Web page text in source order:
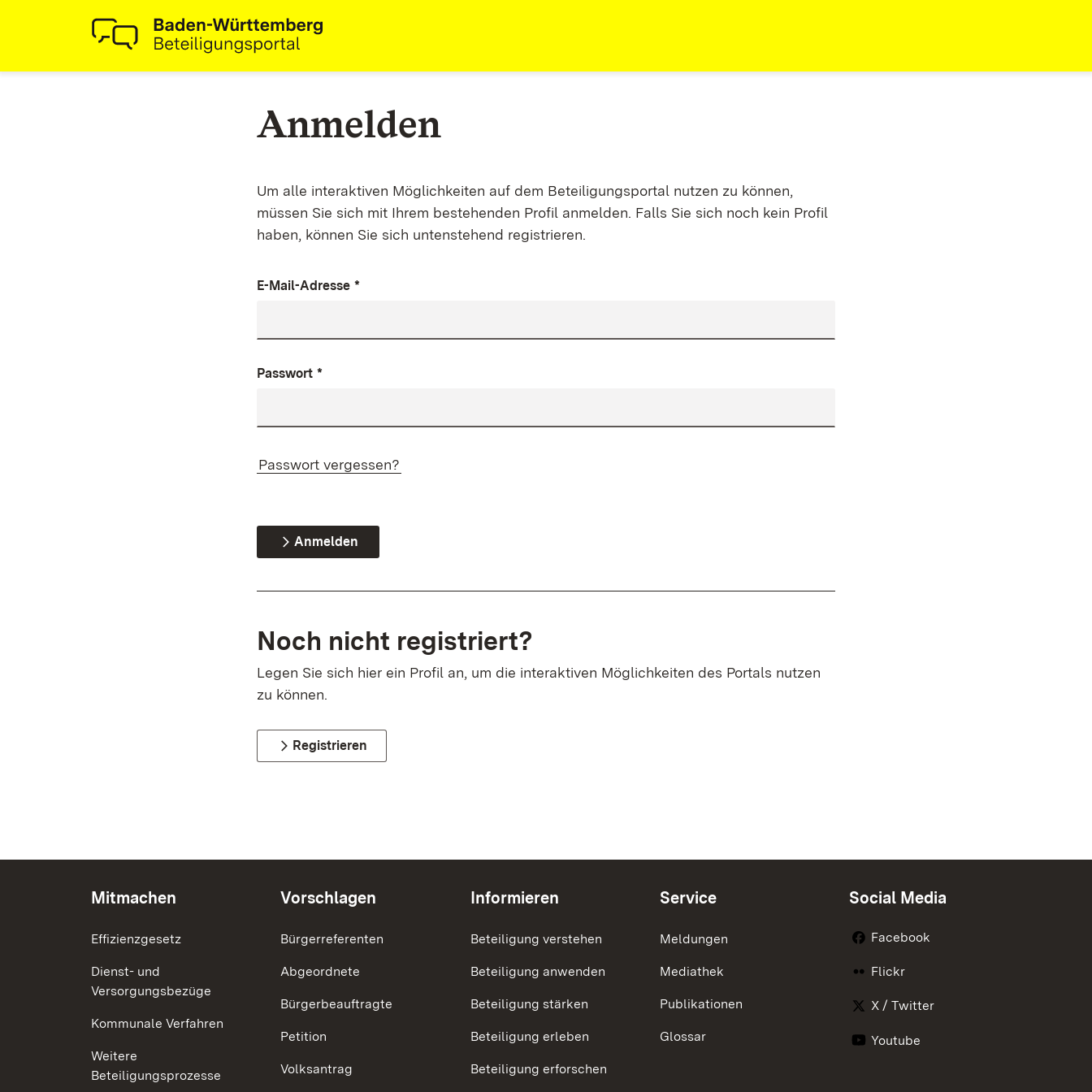
Anmelden
Um alle interaktiven Möglichkeiten auf dem Beteiligungsportal nutzen zu können,
müssen Sie sich mit Ihrem bestehenden Profil anmelden. Falls Sie sich noch kein Profil
haben, können Sie sich untenstehend registrieren.
E-Mail-Adresse *
Passwort *
Passwort vergessen?
Anmelden
Noch nicht registriert?
Legen Sie sich hier ein Profil an, um die interaktiven Möglichkeiten des Portals nutzen
zu können.
Registrieren
Mitmachen
Effizienzgesetz
Dienst- und
Versorgungsbezüge
Kommunale Verfahren
Weitere
Beteiligungsprozesse
Vorschlagen
Bürgerreferenten
Abgeordnete
Bürgerbeauftragte
Petition
Volksantrag
Informieren
Beteiligung verstehen
Beteiligung anwenden
Beteiligung stärken
Beteiligung erleben
Beteiligung erforschen
Service
Meldungen
Mediathek
Publikationen
Glossar
Social Media
Facebook
Flickr
X / Twitter
Youtube